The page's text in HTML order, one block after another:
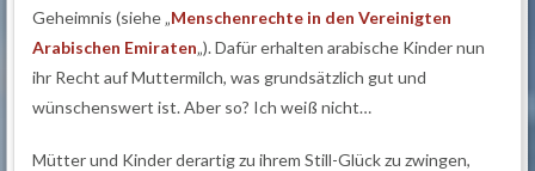
Geheimnis (siehe „Menschenrechte in den Vereinigten
Arabischen Emiraten„). Dafür erhalten arabische Kinder nun
ihr Recht auf Muttermilch, was grundsätzlich gut und
wünschenswert ist. Aber so? Ich weiß nicht…
Mütter und Kinder derartig zu ihrem Still-Glück zu zwingen,